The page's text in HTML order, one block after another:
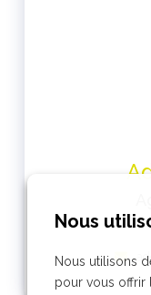
Nous
Nous utilisons
pour vous offrir